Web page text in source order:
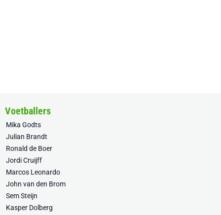
Voetballers
Mika Godts
Julian Brandt
Ronald de Boer
Jordi Cruijff
Marcos Leonardo
John van den Brom
Sem Steijn
Kasper Dolberg